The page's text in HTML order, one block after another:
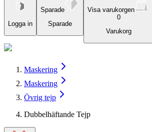
Logga in
Sparade
Sparade
Visa varukorgen
0
Varukorg
Maskering
Maskering
Övrig tejp
Dubbelhäftande Tejp